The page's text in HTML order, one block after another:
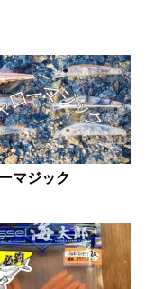
マジック